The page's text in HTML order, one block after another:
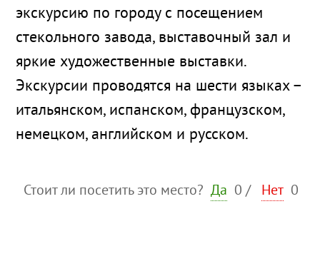
экскурсию по городу с посещением
стекольного завода, выставочный зал и
яркие художественные выставки.
Экскурсии проводятся на шести языках –
итальянском, испанском, французском,
немецком, английском и русском.
Стоит ли посетить это место? Да 0 / Нет 0